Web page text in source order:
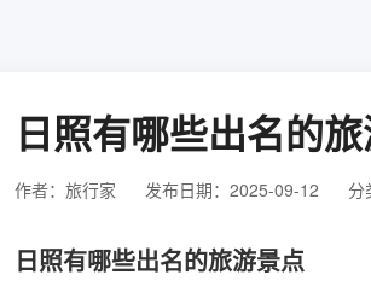
日照有哪些出名的
作者：旅行家 发布日期：2025-09-12 分
日照有哪些出名的旅游景点